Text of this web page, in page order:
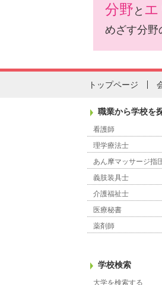
分野 と エ
めざす分野
トップページ
職業から学校を
看護師
理学療法士
あん摩マッサージ指
義肢装具士
介護福祉士
医療秘書
薬剤師
学校検索
大学を検索する